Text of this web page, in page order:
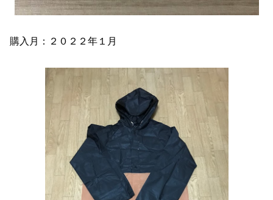
購入月：２０２２年１月